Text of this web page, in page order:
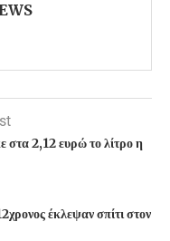
2,12 ευρώ το λίτρο η
έκλεψαν σπίτι στον